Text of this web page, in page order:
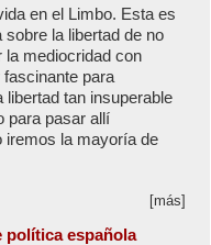
en el Limbo. Esta es
la libertad de no
la mediocridad con
para
tan insuperable
para pasar allí
iremos la mayoría de
[más]
política española